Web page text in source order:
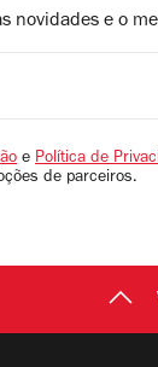
novidades e o
e Política de
de parceiros.